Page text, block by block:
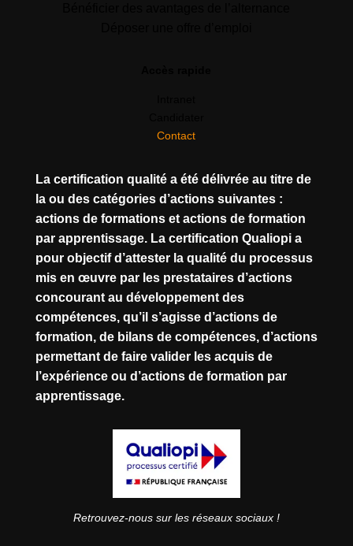
Contact
La certification qualité a été délivrée au titre de
la ou des catégories d’actions suivantes :
actions de formations et actions de formation
par apprentissage. La certification Qualiopi a
pour objectif d’attester la qualité du processus
mis en œuvre par les prestataires d’actions
concourant au développement des
compétences, qu’il s’agisse d’actions de
formation, de bilans de compétences, d’actions
permettant de faire valider les acquis de
l’expérience ou d’actions de formation par
apprentissage.
Retrouvez-nous sur les réseaux sociaux !